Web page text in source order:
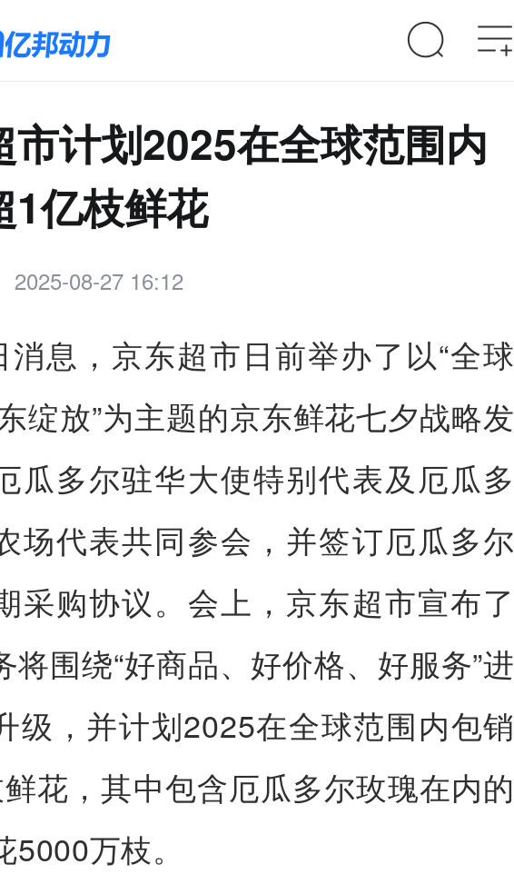
市计划2025在全球范围内
1亿枝鲜花
2025-08-27 16:12
息，京东超市日前举办了以“全球
绽放”为主题的京东鲜花七夕战略发
瓜多尔驻华大使特别代表及厄瓜多
场代表共同参会，并签订厄瓜多尔
采购协议。会上，京东超市宣布了
将围绕“好商品、好价格、好服务”进
级，并计划2025在全球范围内包销
花，其中包含厄瓜多尔玫瑰在内的
万枝。